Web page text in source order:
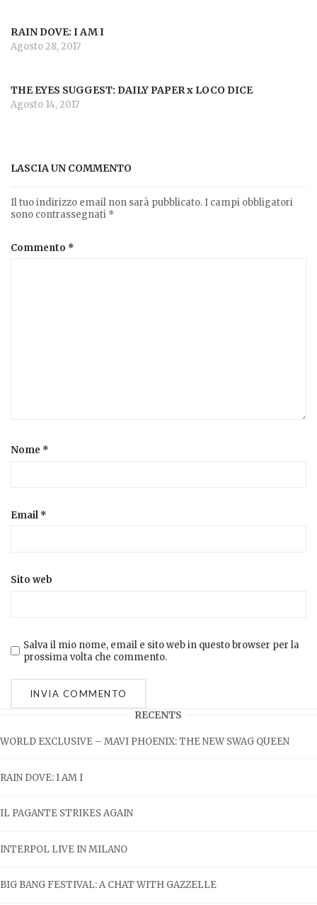
RAIN DOVE: I AM I
Agosto 28, 2017
THE EYES SUGGEST: DAILY PAPER x LOCO DICE
Agosto 14, 2017
LASCIA UN COMMENTO
Il tuo indirizzo email non sarà pubblicato. I campi obbligatori
sono contrassegnati *
Commento *
Nome *
Email *
Sito web
Salva il mio nome, email e sito web in questo browser per la
prossima volta che commento.
RECENTS
WORLD EXCLUSIVE – MAVI PHOENIX: THE NEW SWAG QUEEN
RAIN DOVE: I AM I
IL PAGANTE STRIKES AGAIN
INTERPOL LIVE IN MILANO
BIG BANG FESTIVAL: A CHAT WITH GAZZELLE